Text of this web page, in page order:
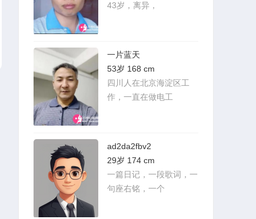
43岁，离异，
一片蓝天
53岁 168 cm
四川人在北京海淀区工
作，一直在做电工
ad2da2fbv2
29岁 174 cm
一篇日记，一段歌词，一
句座右铭，一个